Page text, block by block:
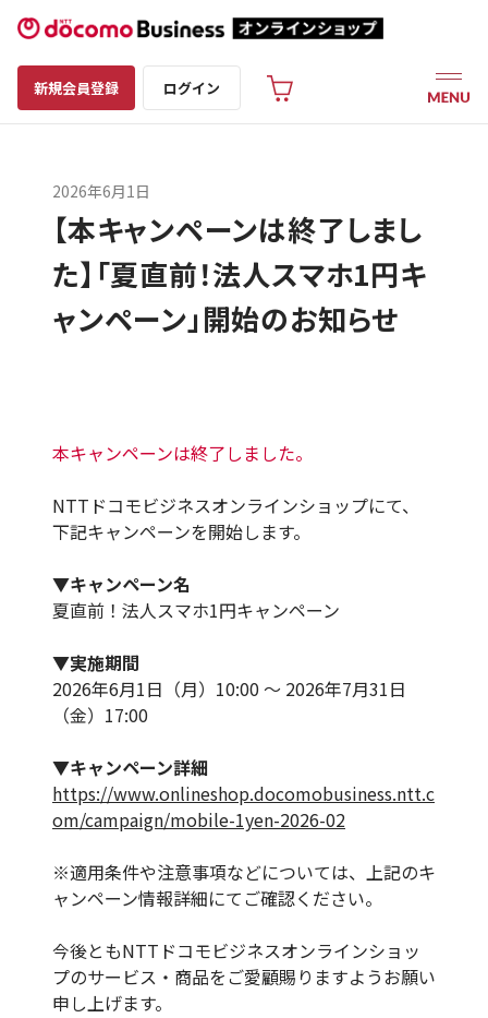
新規会員登録 ログイン
2026年6月1日
【本キャンペーンは終了しまし
た】「夏直前！法人スマホ1円キ
ャンペーン」開始のお知らせ
本キャンペーンは終了しました。
NTTドコモビジネスオンラインショップにて、
下記キャンペーンを開始します。
▼キャンペーン名
夏直前！法人スマホ1円キャンペーン
▼実施期間
2026年6月1日（月）10:00 ～ 2026年7月31日
（金）17:00
▼キャンペーン詳細
https://www.onlineshop.docomobusiness.ntt.c
om/campaign/mobile-1yen-2026-02
※適用条件や注意事項などについては、上記のキ
ャンペーン情報詳細にてご確認ください。
今後ともNTTドコモビジネスオンラインショッ
プのサービス・商品をご愛顧賜りますようお願い
申し上げます。